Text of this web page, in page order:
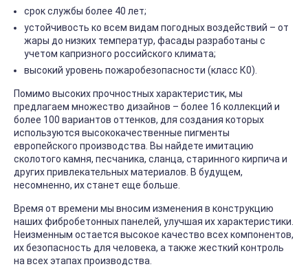
срок службы более 40 лет;
устойчивость ко всем видам погодных воздействий – от
жары до низких температур, фасады разработаны с
учетом капризного российского климата;
высокий уровень пожаробезопасности (класс К0).
Помимо высоких прочностных характеристик, мы
предлагаем множество дизайнов – более 16 коллекций и
более 100 вариантов оттенков, для создания которых
используются высококачественные пигменты
европейского производства. Вы найдете имитацию
сколотого камня, песчаника, сланца, старинного кирпича и
других привлекательных материалов. В будущем,
несомненно, их станет еще больше.
Время от времени мы вносим изменения в конструкцию
наших фибробетонных панелей, улучшая их характеристики.
Неизменным остается высокое качество всех компонентов,
их безопасность для человека, а также жесткий контроль
на всех этапах производства.